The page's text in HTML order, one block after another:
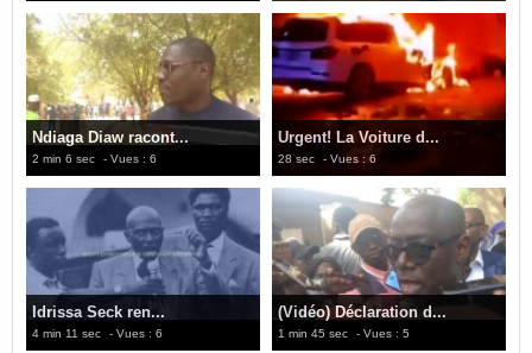
Ndiaga Diaw racont...
2 min 6 sec - Vues : 6
Urgent! La Voiture d...
28 sec - Vues : 6
Idrissa Seck ren...
4 min 11 sec - Vues : 6
(Vidéo) Déclaration d...
1 min 45 sec - Vues : 5